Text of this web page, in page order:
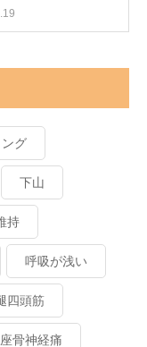
グ
下山
持
呼吸が浅い
四頭筋
座骨神経痛